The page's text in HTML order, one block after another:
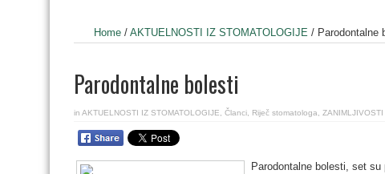
Home / AKTUELNOSTI IZ STOMATOLOGIJE / Parodontalne
Parodontalne bolesti
in AKTUELNOSTI IZ STOMATOLOGIJE Članci Riječ stomatologa ZANIMLJIVOSTI
Parodontalne bolesti, set